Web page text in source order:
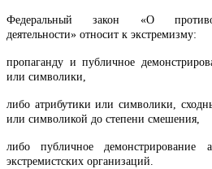
Федеральный закон «О
деятельности» относит к экстремизму:
пропаганду и публичное
или символики,
либо атрибутики или символики,
или символикой до степени смешения,
либо публичное демонстрирование
экстремистских организаций.